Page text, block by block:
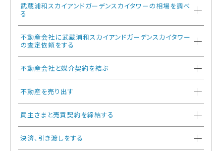
武蔵浦和スカイアンドガーデンスカイタワーの相場を調べ
る
不動産会社に武蔵浦和スカイアンドガーデンスカイタワー
の査定依頼をする
不動産会社と媒介契約を結ぶ
不動産を売り出す
買主さまと売買契約を締結する
決済、引き渡しをする